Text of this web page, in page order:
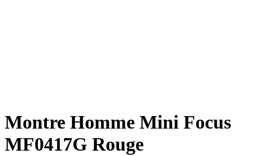
Montre Homme Mini Focus
MF0417G Rouge